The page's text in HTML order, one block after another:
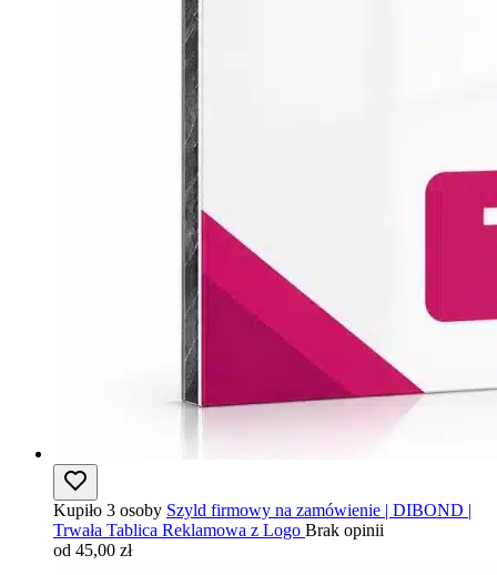
Kupiło 3 osoby Szyld firmowy na zamówienie | DIBOND |
Trwała Tablica Reklamowa z Logo Brak opinii
od 45,00 zł